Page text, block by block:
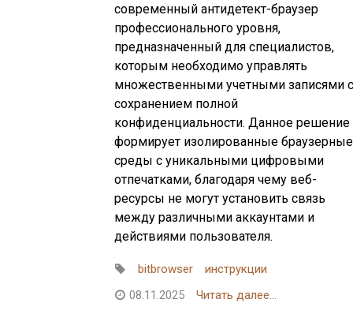
современный антидетект-браузер
профессионального уровня,
предназначенный для специалистов,
которым необходимо управлять
множественными учетными записями с
сохранением полной
конфиденциальности. Данное решение
формирует изолированные браузерные
среды с уникальными цифровыми
отпечатками, благодаря чему веб-
ресурсы не могут установить связь
между различными аккаунтами и
действиями пользователя.
bitbrowser
инструкции
08.11.2025
Читать далее...